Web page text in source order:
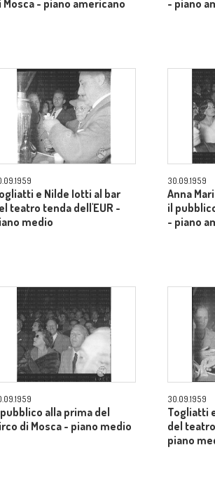
Mosca - piano americano - piano
e Nilde Iotti al bar
teatro tenda dell'EUR -
medio
30.09.1959
Anna
il
- piano
alla prima del
di Mosca - piano medio
30.09.1959
Togliatti
del
piano